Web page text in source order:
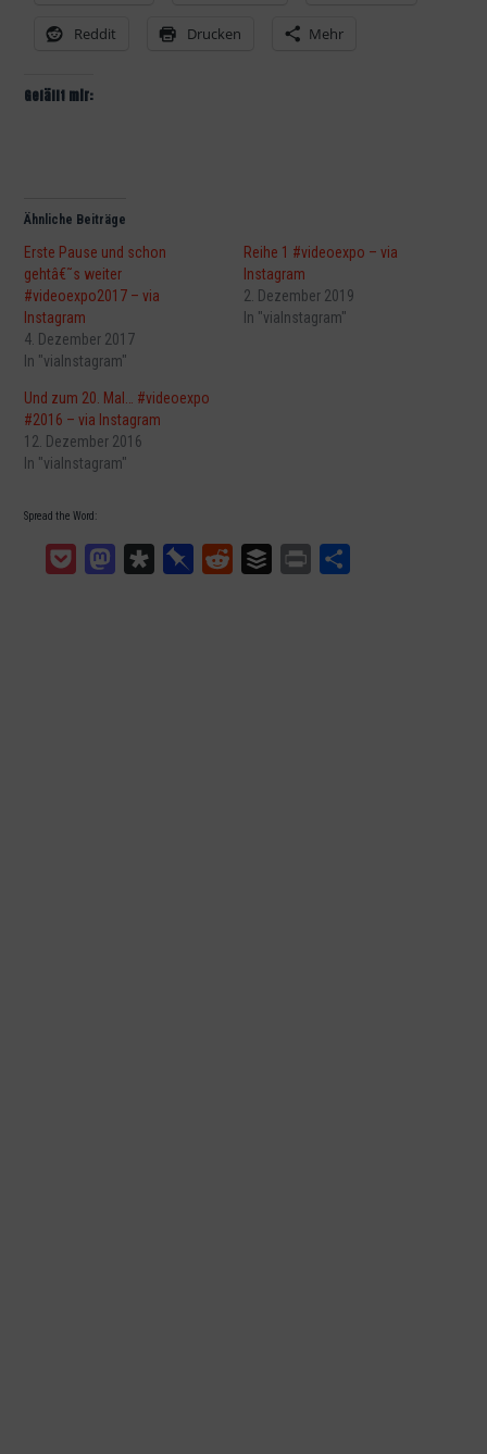
Reddit Drucken Mehr
Gefällt mir:
Ähnliche Beiträge
Erste Pause und schon
gehtâ€˜s weiter
#videoexpo2017 – via
Instagram
4. Dezember 2017
In "viaInstagram"
Reihe 1 #videoexpo – via
Instagram
2. Dezember 2019
In "viaInstagram"
Und zum 20. Mal… #videoexpo
#2016 – via Instagram
12. Dezember 2016
In "viaInstagram"
Spread the Word:
Pocket MastodonDiasporaPinboardReddit Buffer Print